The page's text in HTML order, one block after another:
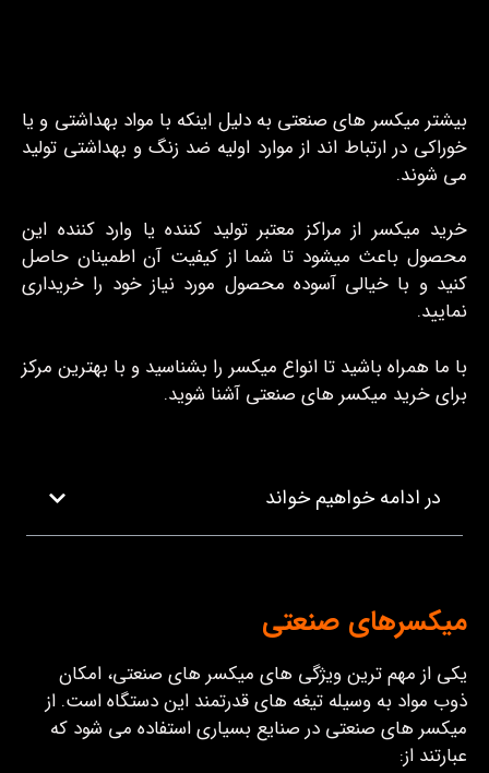
بیشتر میکسر های صنعتی به دلیل اینکه با مواد بهداشتی و یا
خوراکی در ارتباط اند از موارد اولیه ضد زنگ و بهداشتی تولید
می شوند.
خرید میکسر از مراکز معتبر تولید کننده یا وارد کننده این
محصول باعث میشود تا شما از کیفیت آن اطمینان حاصل
کنید و با خیالی آسوده محصول مورد نیاز خود را خریداری
نمایید.
با ما همراه باشید تا انواع میکسر را بشناسید و با بهترین مرکز
برای خرید میکسر های صنعتی آشنا شوید.
در ادامه خواهیم خواند
میکسرهای صنعتی
یکی از مهم ترین ویژگی های میکسر های صنعتی، امکان
ذوب مواد به وسیله تیغه های قدرتمند این دستگاه است. از
میکسر های صنعتی در صنایع بسیاری استفاده می شود که
عبارتند از: